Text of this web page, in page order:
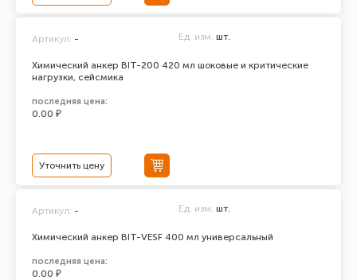
Химический анкер BIT-200 420 мл шоковые и критические
нагрузки, сейсмика
Артикул: - Ед. изм. шт.
последняя цена:
0.00 ₽
Уточнить цену
Химический анкер BIT-VESF 400 мл универсальный
Артикул: - Ед. изм. шт.
последняя цена:
0.00 ₽